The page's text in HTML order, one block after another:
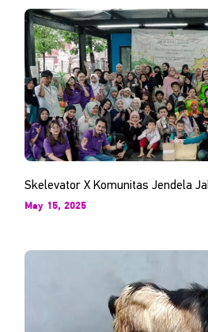
Skelevator X Komunitas Jendela
May 15, 2025